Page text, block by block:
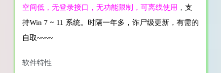
空间低，无登录接口，无功能限制，可离线使用 ， 支
持Win 7 ~ 11 系统。
时隔一年多，诈尸级更新，有需的
自取~~~~
软件特性